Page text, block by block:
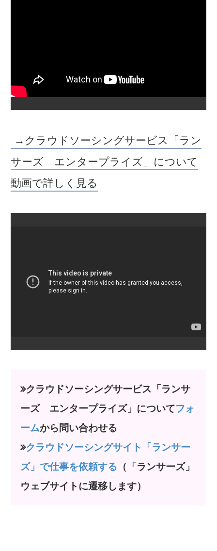
→クラウドソーシングサービス「ラン
サーズ エンタープライズ」について
動画で詳しく見る
クラウドソーシングサービス「ランサ
ーズ エンタープライズ」についてフォ
ームから問い合わせる
クラウドソーシングサイト「ランサー
ズ」で仕事を依頼する
（「ランサーズ」
ウェブサイトに遷移します）